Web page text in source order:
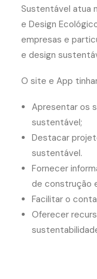
Sustentável atua
e Design
empresas e
e design
O site e App
Apresentar os
sustentável;
Destacar
sustentável.
Fornecer
de construção
Facilitar o
Oferecer